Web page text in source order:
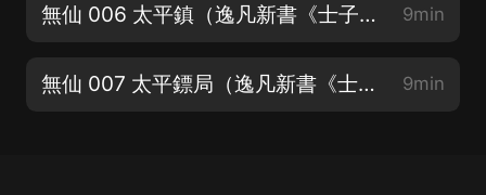
無仙 006 太平鎮（逸凡新書《士子風流》已上架，爆更熱播中） 9min
無仙 007 太平鏢局（逸凡新書《士子風流》已上架，爆更熱播中） 9min